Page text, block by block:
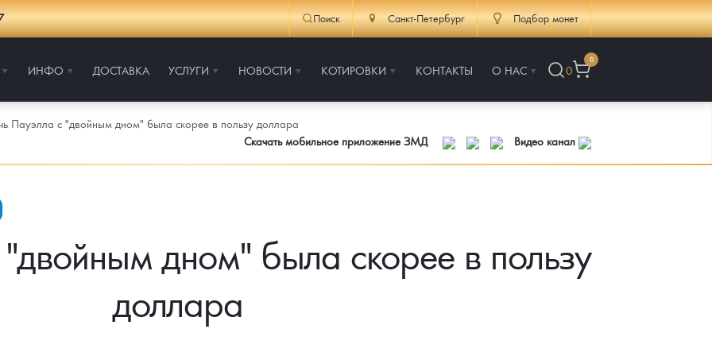
Поиск Санкт-Петербург Подбор монет
ИНФО ДОСТАВКА УСЛУГИ НОВОСТИ КОТИРОВКИ КОНТАКТЫ О НАС 0
0
Пауэлла с "двойным дном" была скорее в пользу доллара
Скачать мобильное приложение ЗМД
Видео канал
дном" была скорее в пользу
доллара